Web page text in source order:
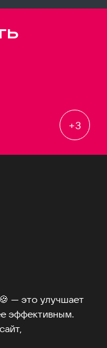
🍪 — это улучшает
эффективным.
+3